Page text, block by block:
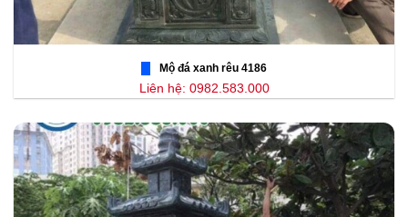
Mộ đá xanh rêu 4186
Liên hệ: 0982.583.000